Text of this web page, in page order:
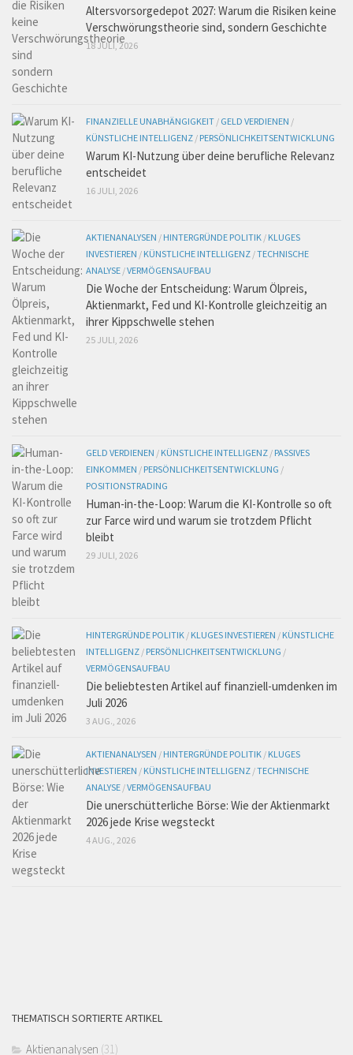
Altersvorsorgedepot 2027: Warum die Risiken keine
Verschwörungstheorie sind, sondern Geschichte
18 JULI, 2026
FINANZIELLE UNABHÄNGIGKEIT / GELD VERDIENEN /
KÜNSTLICHE INTELLIGENZ / PERSÖNLICHKEITSENTWICKLUNG
Warum KI-Nutzung über deine berufliche Relevanz
entscheidet
16 JULI, 2026
AKTIENANALYSEN / HINTERGRÜNDE POLITIK / KLUGES
INVESTIEREN / KÜNSTLICHE INTELLIGENZ /TECHNISCHE
ANALYSE /VERMÖGENSAUFBAU
Die Woche der Entscheidung: Warum Ölpreis,
Aktienmarkt, Fed und KI-Kontrolle gleichzeitig an
ihrer Kippschwelle stehen
25 JULI, 2026
GELD VERDIENEN / KÜNSTLICHE INTELLIGENZ / PASSIVES
EINKOMMEN / PERSÖNLICHKEITSENTWICKLUNG /
POSITIONSTRADING
Human-in-the-Loop: Warum die KI-Kontrolle so oft
zur Farce wird und warum sie trotzdem Pflicht
bleibt
29 JULI, 2026
HINTERGRÜNDE POLITIK / KLUGES INVESTIEREN / KÜNSTLICHE
INTELLIGENZ / PERSÖNLICHKEITSENTWICKLUNG /
VERMÖGENSAUFBAU
Die beliebtesten Artikel auf finanziell-umdenken im
Juli 2026
3 AUG., 2026
AKTIENANALYSEN / HINTERGRÜNDE POLITIK / KLUGES
INVESTIEREN / KÜNSTLICHE INTELLIGENZ /TECHNISCHE
ANALYSE /VERMÖGENSAUFBAU
Die unerschütterliche Börse: Wie der Aktienmarkt
2026 jede Krise wegsteckt
4 AUG., 2026
THEMATISCH SORTIERTE ARTIKEL
Aktienanalysen (31)